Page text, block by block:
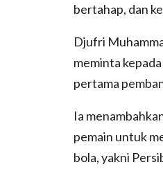
bertahap, dan
Djufri
meminta
pertama
Ia
pemain untuk
bola, yakni